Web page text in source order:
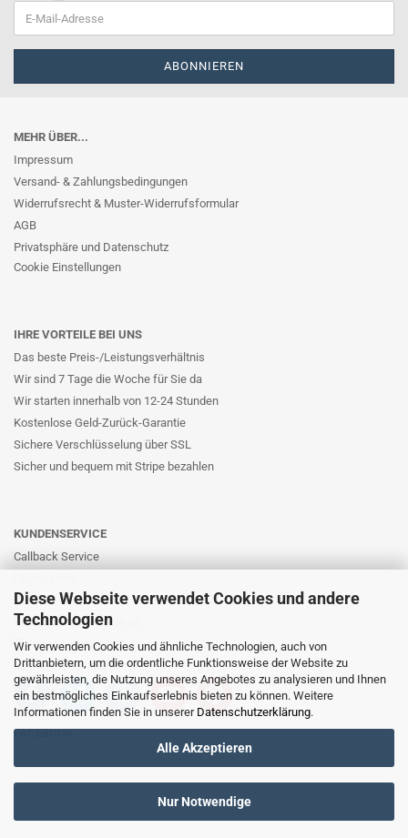
Diese Webseite verwendet Cookies und andere
Technologien
Wir verwenden Cookies und ähnliche Technologien, auch von
Drittanbietern, um die ordentliche Funktionsweise der Website zu
gewährleisten, die Nutzung unseres Angebotes zu analysieren und Ihnen
ein bestmögliches Einkaufserlebnis bieten zu können. Weitere
Informationen finden Sie in unserer Datenschutzerklärung.
Alle Akzeptieren
Nur Notwendige
MEHR ÜBER...
Impressum
Versand- & Zahlungsbedingungen
Widerrufsrecht & Muster-Widerrufsformular
AGB
Privatsphäre und Datenschutz
Cookie Einstellungen
IHRE VORTEILE BEI UNS
Das beste Preis-/Leistungsverhältnis
Wir sind 7 Tage die Woche für Sie da
Wir starten innerhalb von 12-24 Stunden
Kostenlose Geld-Zurück-Garantie
Sichere Verschlüsselung über SSL
Sicher und bequem mit Stripe bezahlen
KUNDENSERVICE
Callback Service
Kontaktformular
E-Mail: info@likernow.de
Skype Live Support
Ihre Meinung und Ideen
FACEBOOK